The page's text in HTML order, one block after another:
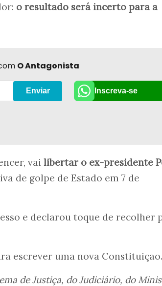
o resultado será incerto para a
O Antagonista
Enviar Inscreva-se
vai libertar o ex-presidente
de golpe de Estado em 7 de
e declarou toque de recolher
escrever uma nova Constituição.
de Justiça, do Judiciário, do